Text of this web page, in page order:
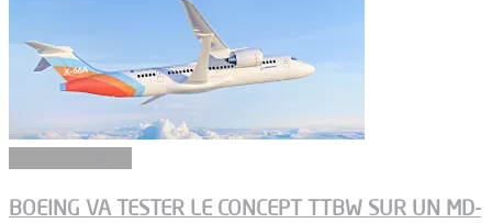
BOEING VA TESTER LE CONCEPT TTBW SUR UN MD-